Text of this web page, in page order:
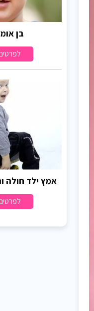
בן
אמץ ילד חולה